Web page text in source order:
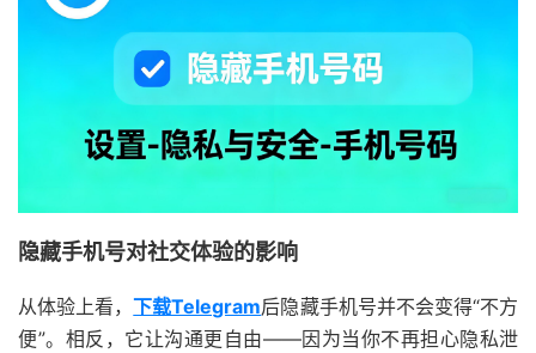
隐藏手机号对社交体验的影响
从体验上看，下载Telegram后隐藏手机号并不会变得“不方
便”。相反，它让沟通更自由——因为当你不再担心隐私泄